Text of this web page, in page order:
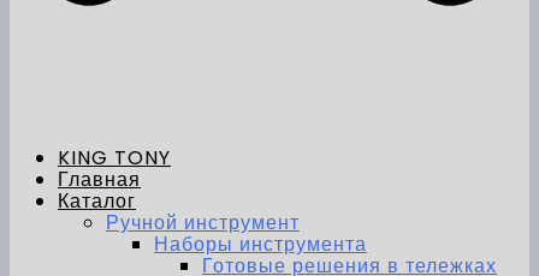
KING TONY
Главная
Каталог
Ручной инструмент
Наборы инструмента
Готовые решения в тележках